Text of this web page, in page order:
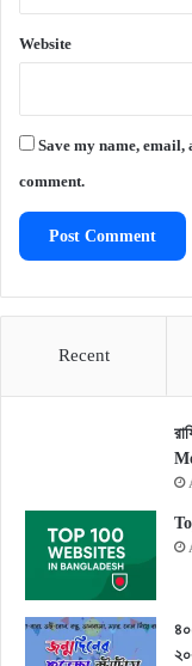
Website
Save my name,
comment.
Recent